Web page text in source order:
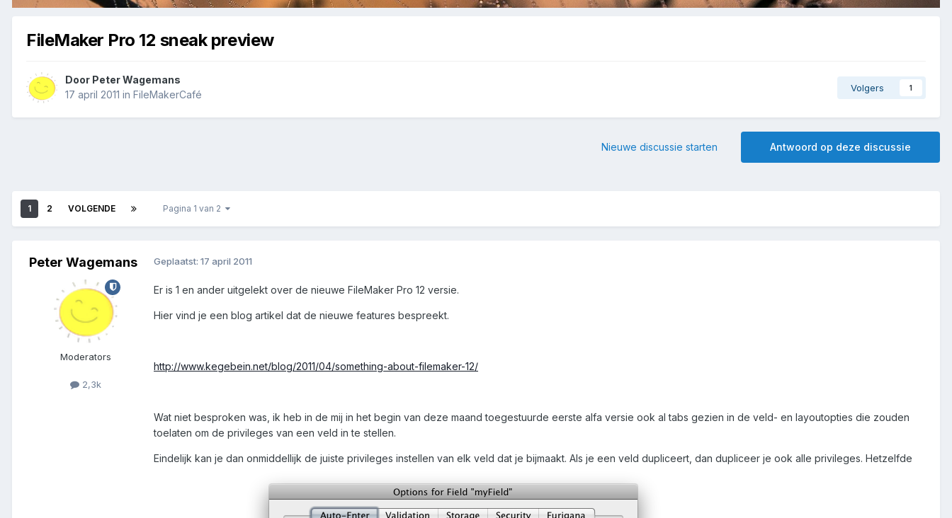
FileMaker Pro 12 sneak preview
Door Peter Wagemans
17 april 2011 in FileMakerCafé
Volgers 1
Antwoord op deze discussie
Nieuwe discussie starten
1 2 VOLGENDE Pagina 1 van 2
Peter Wagemans
Moderators
2,3k
Geplaatst: 17 april 2011
Er is 1 en ander uitgelekt over de nieuwe FileMaker Pro 12 versie.
Hier vind je een blog artikel dat de nieuwe features bespreekt.
http://www.kegebein.net/blog/2011/04/something-about-filemaker-12/
Wat niet besproken was, ik heb in de mij in het begin van deze maand toegestuurde eerste alfa versie ook al tabs gezien in de veld- en layoutopties die zouden
toelaten om de privileges van een veld in te stellen.
Eindelijk kan je dan onmiddellijk de juiste privileges instellen van elk veld dat je bijmaakt. Als je een veld dupliceert, dan dupliceer je ook alle privileges. Hetzelfde